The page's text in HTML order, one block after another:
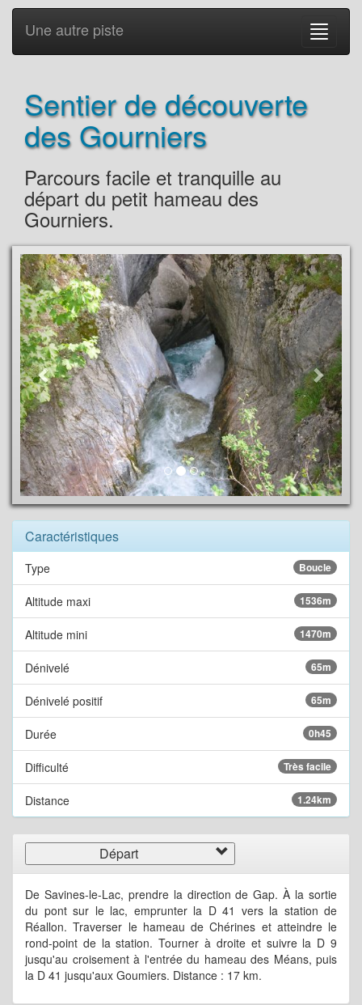
Une autre piste
Sentier de découverte
des Gourniers
Parcours facile et tranquille au
départ du petit hameau des
Gourniers.
Caractéristiques
Type Boucle
Altitude maxi 1536m
Altitude mini 1470m
Dénivelé 65m
Dénivelé positif 65m
Durée 0h45
Difficulté Très facile
Distance 1.24km
Départ
De Savines-le-Lac, prendre la direction de Gap. À la sortie
du pont sur le lac, emprunter la D 41 vers la station de
Réallon. Traverser le hameau de Chérines et atteindre le
rond-point de la station. Tourner à droite et suivre la D 9
jusqu'au croisement à l'entrée du hameau des Méans, puis
la D 41 jusqu'aux Goumiers. Distance : 17 km.